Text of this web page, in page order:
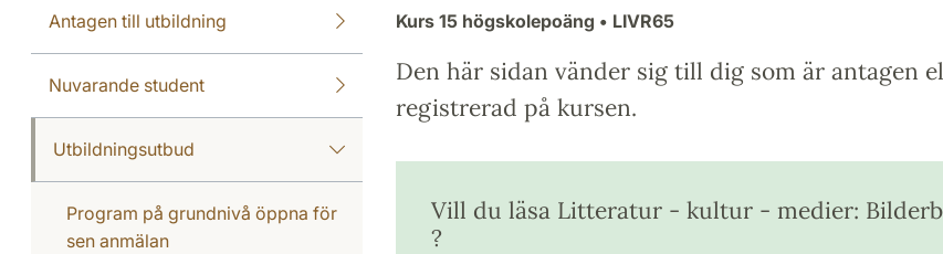
Antagen till utbildning
Nuvarande student
Utbildningsutbud
Program på grundnivå öppna för
sen anmälan
Kurs 15 högskolepoäng • LIVR65
Den här sidan vänder sig till dig som är antagen
registrerad på kursen.
Vill du läsa Litteratur - kultur - medier:
?